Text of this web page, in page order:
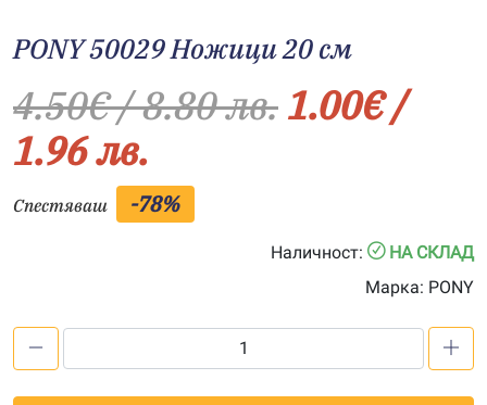
PONY 50029 Ножици 20 см
4.50€/ 8.80 лв.1.00€/
1.96 лв.
Спестяваш -78%
Наличност:
НА СКЛАД
Марка: PONY